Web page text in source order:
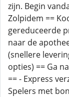
zijn. Begin
Zolpidem ==
gereduceerde
naar de
(snellere
opties) == Ga
== - Express
Spelers met